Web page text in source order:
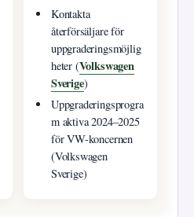
Kontakta
återförsäljare för
uppgraderingsmöjlig
heter (Volkswagen
Sverige)
Uppgraderingsprogra
m aktiva 2024–2025
för VW-koncernen
(Volkswagen
Sverige)